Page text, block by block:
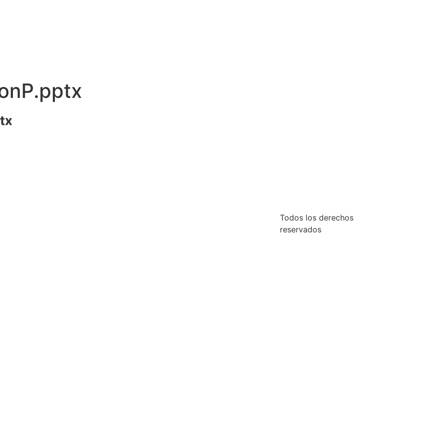
Todos los derechos
reservados